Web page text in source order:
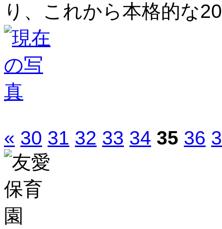
り、これから本格的な
« 30 31 32 33 34 35 36